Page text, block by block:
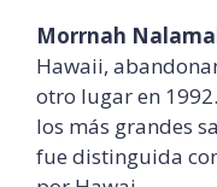
Morrnah
Hawaii,
otro lugar en
los más grandes
fue distinguida